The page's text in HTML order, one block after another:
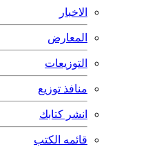
الاخبار
المعارض
التوزيعات
منافذ توزيع
انشر كتابك
قائمه الكتب